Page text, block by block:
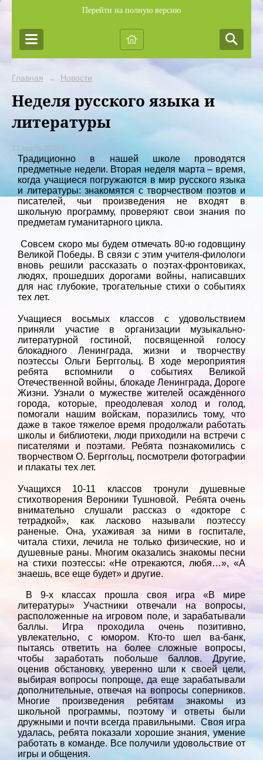
Перейти на полную версию
Главная → Новости
Неделя русского языка и
литературы
17 марта 2025 г.
Традиционно в нашей школе проводятся
предметные недели. Вторая неделя марта – время,
когда учащиеся погружаются в мир русского языка
и литературы: знакомятся с творчеством поэтов и
писателей, чьи произведения не входят в
школьную программу, проверяют свои знания по
предметам гуманитарного цикла.
Совсем скоро мы будем отмечать 80-ю годовщину
Великой Победы. В связи с этим учителя-филологи
вновь решили рассказать о поэтах-фронтовиках,
людях, прошедших дорогами войны, написавших
для нас глубокие, трогательные стихи о событиях
тех лет.
Учащиеся восьмых классов с удовольствием
приняли участие в организации музыкально-
литературной гостиной, посвященной голосу
блокадного Ленинграда, жизни и творчеству
поэтессы Ольги Берггольц. В ходе мероприятия
ребята вспомнили о событиях Великой
Отечественной войны, блокаде Ленинграда, Дороге
Жизни. Узнали о мужестве жителей осаждённого
города, которые, преодолевая холод и голод,
помогали нашим войскам, поразились тому, что
даже в такое тяжелое время продолжали работать
школы и библиотеки, люди приходили на встречи с
писателями и поэтами. Ребята познакомились с
творчеством О. Берггольц, посмотрели фотографии
и плакаты тех лет.
Учащихся 10-11 классов тронули душевные
стихотворения Вероники Тушновой. Ребята очень
внимательно слушали рассказ о «докторе с
тетрадкой», как ласково называли поэтессу
раненые. Она, ухаживая за ними в госпитале,
читала стихи, лечила не только физические, но и
душевные раны. Многим оказались знакомы песни
на стихи поэтессы: «Не отрекаются, любя…», «А
знаешь, все еще будет» и другие.
В 9-х классах прошла своя игра «В мире
литературы» Участники отвечали на вопросы,
расположенные на игровом поле, и зарабатывали
баллы. Игра проходила очень позитивно,
увлекательно, с юмором. Кто-то шел ва-банк,
пытаясь ответить на более сложные вопросы,
чтобы заработать побольше баллов. Другие,
оценив обстановку, уверенно шли к своей цели,
выбирая вопросы попроще, да еще зарабатывали
дополнительные, отвечая на вопросы соперников.
Многие произведения ребятам знакомы из
школьной программы, поэтому и ответы были
дружными и почти всегда правильными. Своя игра
удалась, ребята показали хорошие знания, умение
работать в команде. Все получили удовольствие от
игры и общения.